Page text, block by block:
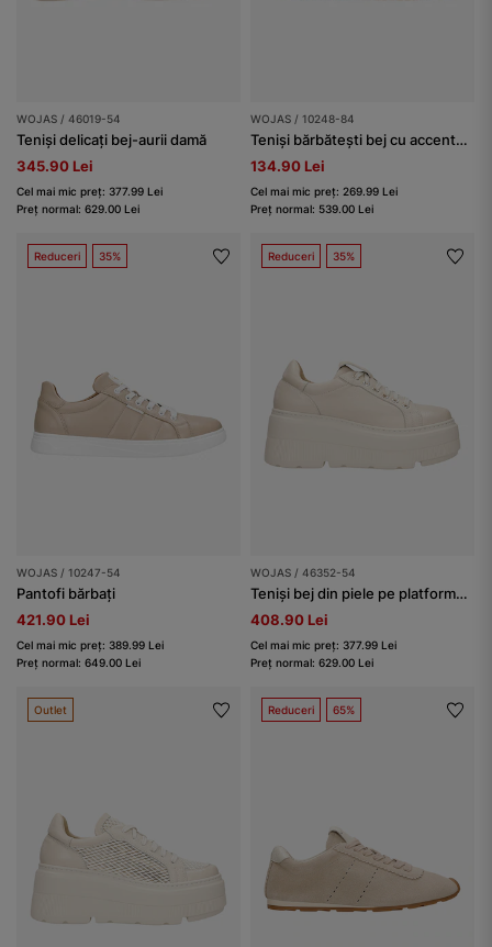
WOJAS / 46019-54
Teniși delicați bej-aurii damă
345.90 Lei
Cel mai mic preț: 377.99 Lei
Preț normal: 629.00 Lei
WOJAS / 10248-84
Teniși bărbătești bej cu accente maro
134.90 Lei
Cel mai mic preț: 269.99 Lei
Preț normal: 539.00 Lei
Reduceri 35%
WOJAS / 10247-54
Pantofi bărbați
421.90 Lei
Cel mai mic preț: 389.99 Lei
Preț normal: 649.00 Lei
Reduceri 35%
WOJAS / 46352-54
Teniși bej din piele pe platformă înaltă
408.90 Lei
Cel mai mic preț: 377.99 Lei
Preț normal: 629.00 Lei
Outlet Reduceri 65%